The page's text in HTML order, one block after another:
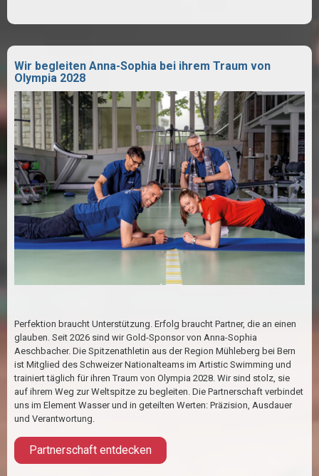
Wir begleiten Anna-Sophia bei ihrem Traum von
Olympia 2028
Perfektion braucht Unterstützung. Erfolg braucht Partner, die an einen
glauben. Seit 2026 sind wir Gold-Sponsor von Anna-Sophia
Aeschbacher. Die Spitzenathletin aus der Region Mühleberg bei Bern
ist Mitglied des Schweizer Nationalteams im Artistic Swimming und
trainiert täglich für ihren Traum von Olympia 2028. Wir sind stolz, sie
auf ihrem Weg zur Weltspitze zu begleiten. Die Partnerschaft verbindet
uns im Element Wasser und in geteilten Werten: Präzision, Ausdauer
und Verantwortung.
Partnerschaft entdecken